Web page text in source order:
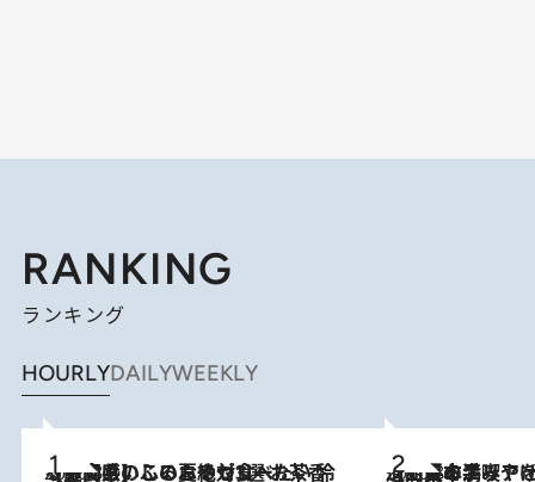
RANKING
ランキング
HOURLYDAILYWEEKLY
2026.8.5
【静岡県】この夏絶対食べたい 冷やしておいしいおやつ3選 お茶香る生食感のふるふるゼリー 2026.8.5
【西日本エリアを総まとめ】 47都道府県の手みやげ ひんやりスイーツで夏を満喫